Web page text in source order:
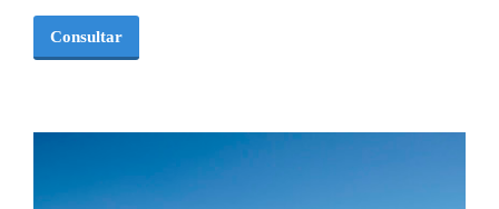
Consultar